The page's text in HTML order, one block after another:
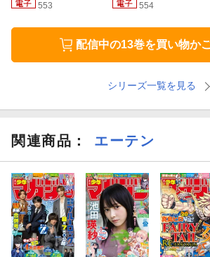
553 554
配信中の13巻を買い物か
シリーズ一覧を見る
関連商品 ： エーテン